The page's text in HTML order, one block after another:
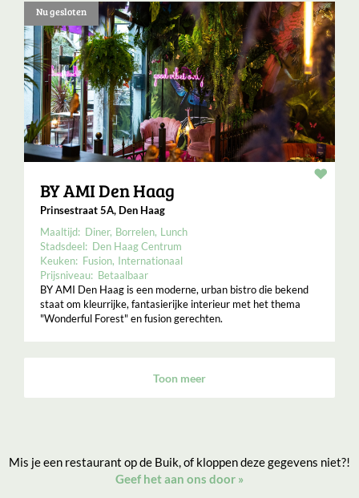
Nu gesloten
BY AMI Den Haag
Prinsestraat 5A, Den Haag
Maaltijd: Diner Borrelen Lunch
Stadsdeel: Den Haag Centrum
Keuken: Fusion Internationaal
Prijsniveau: Betaalbaar
BY AMI Den Haag is een moderne, urban bistro die bekend
staat om kleurrijke, fantasierijke interieur met het thema
"Wonderful Forest" en fusion gerechten.
Toon meer
Mis je een restaurant op de Buik, of kloppen deze gegevens niet?!
Geef het aan ons door »